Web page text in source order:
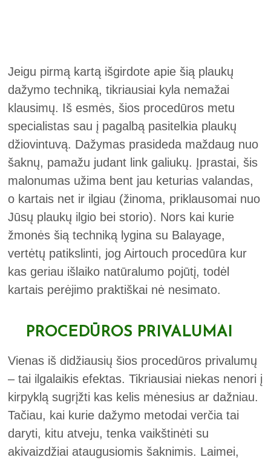
Jeigu pirmą kartą išgirdote apie šią plaukų
dažymo techniką, tikriausiai kyla nemažai
klausimų. Iš esmės, šios procedūros metu
specialistas sau į pagalbą pasitelkia plaukų
džiovintuvą. Dažymas prasideda maždaug nuo
šaknų, pamažu judant link galiukų. Įprastai, šis
malonumas užima bent jau keturias valandas,
o kartais net ir ilgiau (žinoma, priklausomai nuo
Jūsų plaukų ilgio bei storio). Nors kai kurie
žmonės šią techniką lygina su Balayage,
vertėtų patikslinti, jog Airtouch procedūra kur
kas geriau išlaiko natūralumo pojūtį, todėl
kartais perėjimo praktiškai nė nesimato.
PROCEDŪROS PRIVALUMAI
Vienas iš didžiausių šios procedūros privalumų
– tai ilgalaikis efektas. Tikriausiai niekas nenori į
kirpyklą sugrįžti kas kelis mėnesius ar dažniau.
Tačiau, kai kurie dažymo metodai verčia tai
daryti, kitu atveju, tenka vaikštinėti su
akivaizdžiai ataugusiomis šaknimis. Laimei,